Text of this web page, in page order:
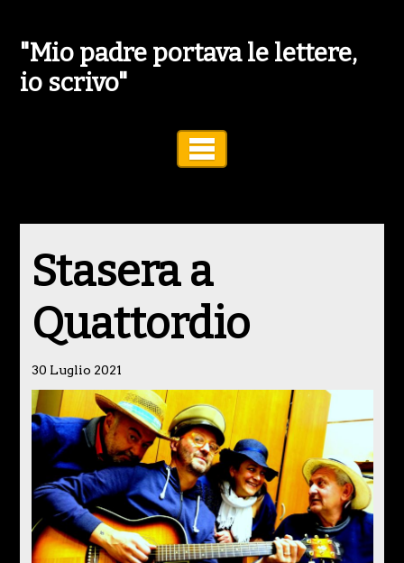
"Mio padre portava le lettere,
io scrivo"
Stasera a
Quattordio
30 Luglio 2021